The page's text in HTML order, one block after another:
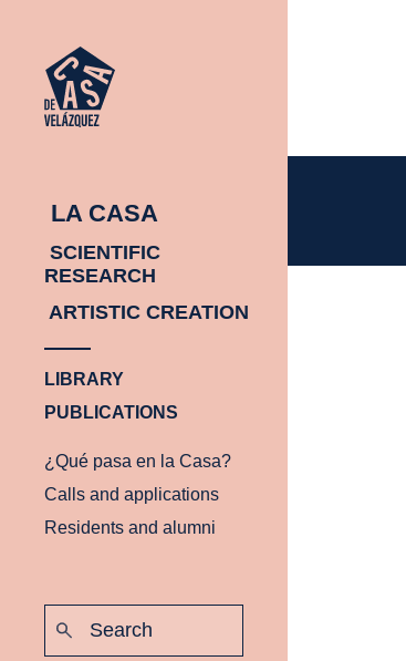
LA CASA
SCIENTIFIC
RESEARCH
ARTISTIC CREATION
LIBRARY
PUBLICATIONS
¿Qué pasa en la Casa?
Calls and applications
Residents and alumni